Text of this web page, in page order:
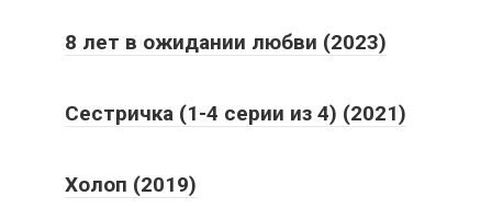
8 лет в ожидании любви (2023)
Сестричка (1-4 серии из 4) (2021)
Холоп (2019)